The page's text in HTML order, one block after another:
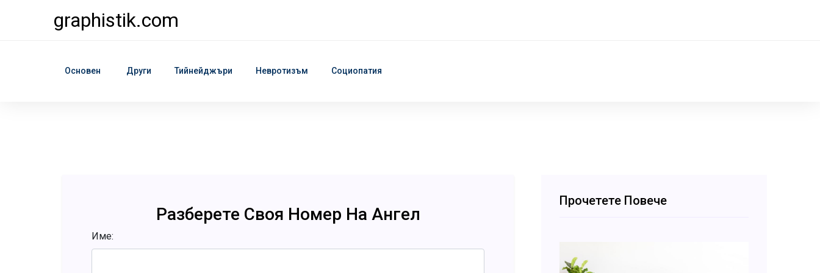
graphistik.com
Основен Други Тийнейджъри Невротизъм Социопатия
Разберете Своя Номер На Ангел
Име:
Прочетете Повече